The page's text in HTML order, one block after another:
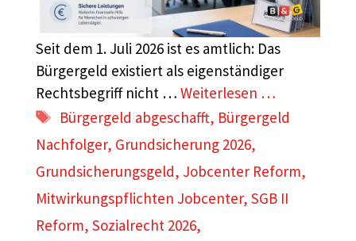
Seit dem 1. Juli 2026 ist es amtlich: Das
Bürgergeld existiert als eigenständiger
Rechtsbegriff nicht … Weiterlesen …
Schlagwörter
Bürgergeld abgeschafft, Bürgergeld
Nachfolger, Grundsicherung 2026,
Grundsicherungsgeld, Jobcenter Reform,
Mitwirkungspflichten Jobcenter, SGB II
Reform, Sozialrecht 2026,